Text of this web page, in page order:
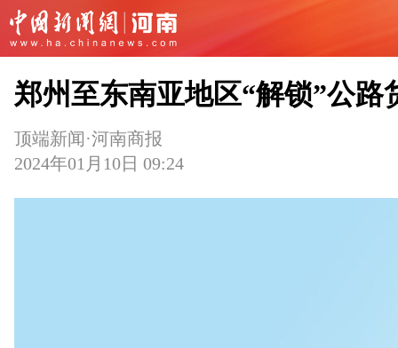
郑州至东南亚地区“解锁”公路
顶端新闻·河南商报
2024年01月10日 09:24